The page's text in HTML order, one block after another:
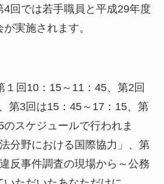
4回では若手職員と平成29年度
実施されます。
１回10：15～11：45、第2回
第3回は15：45～17：15、第
スケジュールで行われま
分野における国際協力」、第
反事件調査の現場から～公務